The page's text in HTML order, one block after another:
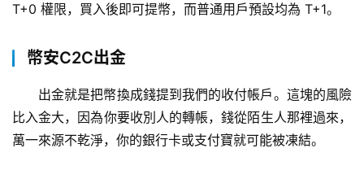
T+0 權限，買入後即可提幣，而普通用戶預設均為 T+1。
幣安C2C出金
出金就是把幣換成錢提到我們的收付帳戶。這塊的風險
比入金大，因為你要收別人的轉帳，錢從陌生人那裡過來，
萬一來源不乾淨，你的銀行卡或支付寶就可能被凍結。